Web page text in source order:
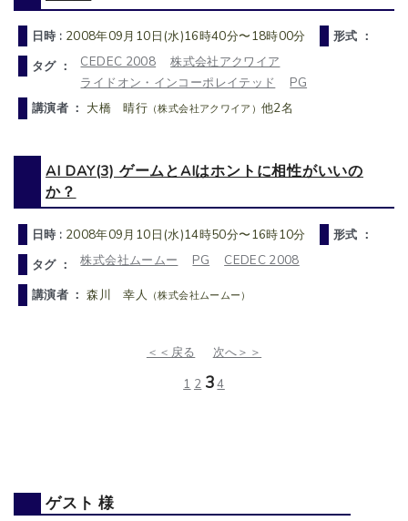
日時 : 2008年09月10日(水)16時40分〜18時00分
形式 ：
タグ ：
CEDEC 2008
株式会社アクワイア
ライドオン・インコーポレイテッド
PG
講演者 ：大橋 晴行 （株式会社アクワイア）他2名
AI DAY(3) ゲームとAIはホントに相性がいいの
か？
日時 : 2008年09月10日(水)14時50分〜16時10分
形式 ：
タグ ：
株式会社ムームー PG
CEDEC 2008
講演者 ：森川 幸人 （株式会社ムームー）
＜＜戻る
次へ＞＞
1 2 34
ゲスト 様